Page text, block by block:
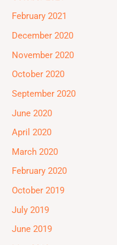
February 2021
December 2020
November 2020
October 2020
September 2020
June 2020
April 2020
March 2020
February 2020
October 2019
July 2019
June 2019